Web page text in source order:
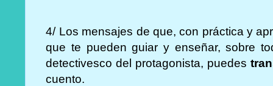
4/ Los mensajes de que, con práctica y
que te pueden guiar y enseñar, sobre
detectivesco del protagonista, puedes
cuento.